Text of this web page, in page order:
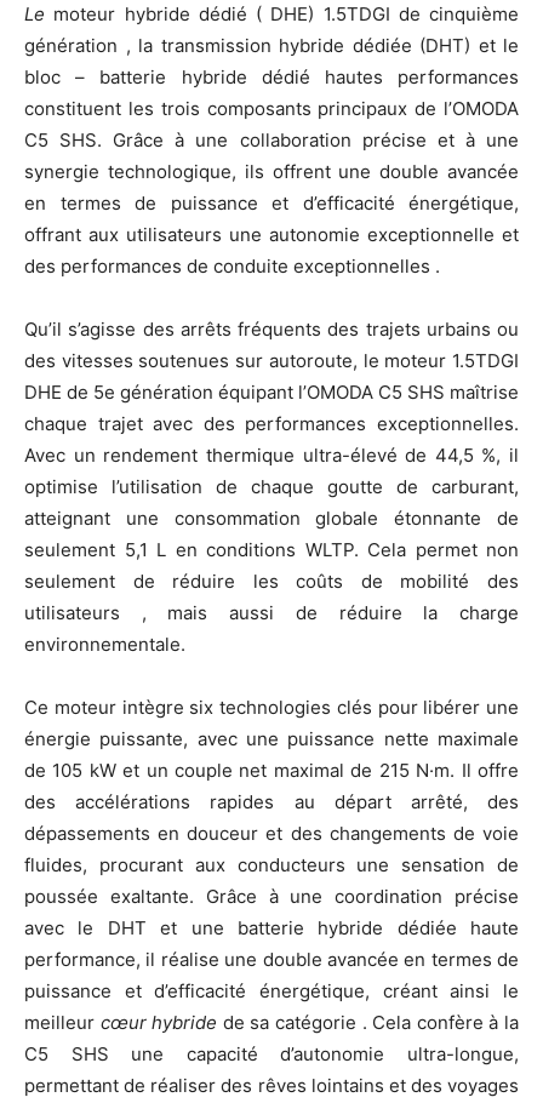
Le moteur hybride dédié ( DHE) 1.5TDGI de cinquième
génération , la transmission hybride dédiée (DHT) et le
bloc – batterie hybride dédié hautes performances
constituent les trois composants principaux de l’OMODA
C5 SHS. Grâce à une collaboration précise et à une
synergie technologique, ils offrent une double avancée
en termes de puissance et d’efficacité énergétique,
offrant aux utilisateurs une autonomie exceptionnelle et
des performances de conduite exceptionnelles .
Qu’il s’agisse des arrêts fréquents des trajets urbains ou
des vitesses soutenues sur autoroute, le moteur 1.5TDGI
DHE de 5e génération équipant l’OMODA C5 SHS maîtrise
chaque trajet avec des performances exceptionnelles.
Avec un rendement thermique ultra-élevé de 44,5 %, il
optimise l’utilisation de chaque goutte de carburant,
atteignant une consommation globale étonnante de
seulement 5,1 L en conditions WLTP. Cela permet non
seulement de réduire les coûts de mobilité des
utilisateurs , mais aussi de réduire la charge
environnementale.
Ce moteur intègre six technologies clés pour libérer une
énergie puissante, avec une puissance nette maximale
de 105 kW et un couple net maximal de 215 N·m. Il offre
des accélérations rapides au départ arrêté, des
dépassements en douceur et des changements de voie
fluides, procurant aux conducteurs une sensation de
poussée exaltante. Grâce à une coordination précise
avec le DHT et une batterie hybride dédiée haute
performance, il réalise une double avancée en termes de
puissance et d’efficacité énergétique, créant ainsi le
meilleur cœur hybride de sa catégorie . Cela confère à la
C5 SHS une capacité d’autonomie ultra-longue,
permettant de réaliser des rêves lointains et des voyages